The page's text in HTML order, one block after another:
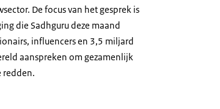
De focus van het gesprek is
die Sadhguru deze maand
influencers en 3,5 miljard
aanspreken om gezamenlijk
redden.